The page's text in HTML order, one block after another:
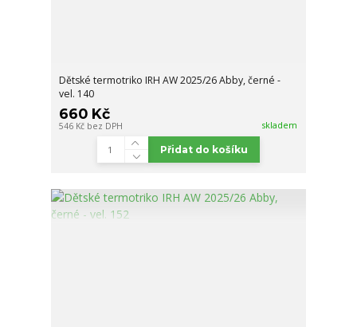
Dětské termotriko IRH AW 2025/26 Abby, černé -
vel. 140
660 Kč
546 Kč bez DPH skladem
Přidat do košíku